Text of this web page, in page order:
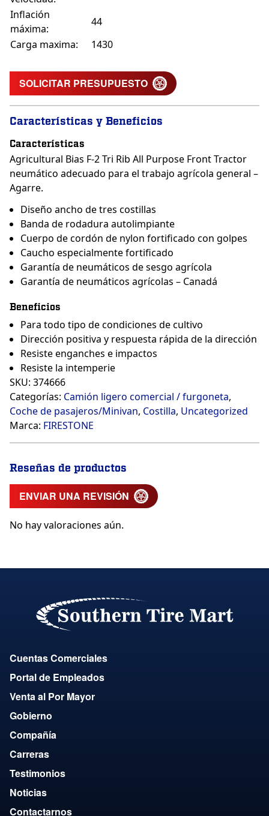
Inflación
máxima:
44
Carga maxima:
1430
SOLICITAR PRESUPUESTO
Características y Beneficios
Características
Agricultural Bias F-2 Tri Rib All Purpose Front Tractor
neumático adecuado para el trabajo agrícola general –
Agarre.
Diseño ancho de tres costillas
Banda de rodadura autolimpiante
Cuerpo de cordón de nylon fortificado con golpes
Caucho especialmente fortificado
Garantía de neumáticos de sesgo agrícola
Garantía de neumáticos agrícolas – Canadá
Beneficios
Para todo tipo de condiciones de cultivo
Dirección positiva y respuesta rápida de la dirección
Resiste enganches e impactos
Resiste la intemperie
SKU: 374666
Categorías: Camión ligero comercial / furgoneta,
Coche de pasajeros/Minivan, Costilla, Uncategorized
Marca: FIRESTONE
Reseñas de productos
ENVIAR UNA REVISIÓN
No hay valoraciones aún.
Cuentas Comerciales
Portal de Empleados
Venta al Por Mayor
Gobierno
Compañía
Carreras
Testimonios
Noticias
Contactarnos